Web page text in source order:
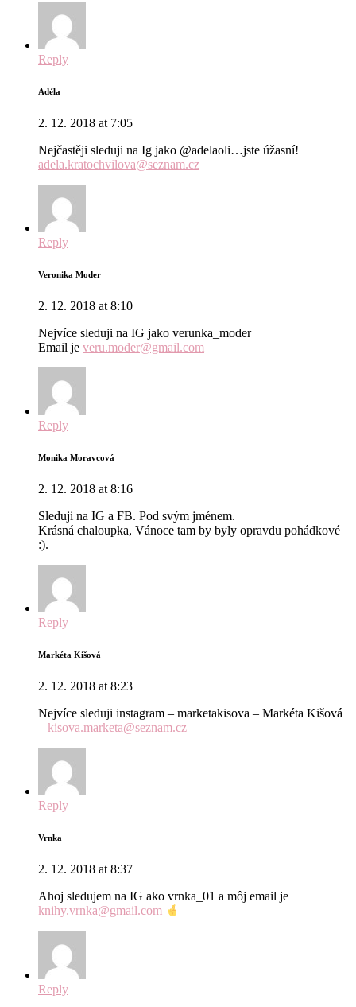
Reply
Adéla
2. 12. 2018 at 7:05
Nejčastěji sleduji na Ig jako @adelaoli…jste úžasní!
adela.kratochvilova@seznam.cz
Reply
Veronika Moder
2. 12. 2018 at 8:10
Nejvíce sleduji na IG jako verunka_moder
Email je veru.moder@gmail.com
Reply
Monika Moravcová
2. 12. 2018 at 8:16
Sleduji na IG a FB. Pod svým jménem.
Krásná chaloupka, Vánoce tam by byly opravdu pohádkové
:).
Reply
Markéta Kišová
2. 12. 2018 at 8:23
Nejvíce sleduji instagram – marketakisova – Markéta Kišová
– kisova.marketa@seznam.cz
Reply
Vrnka
2. 12. 2018 at 8:37
Ahoj sledujem na IG ako vrnka_01 a môj email je
knihy.vrnka@gmail.com
Reply